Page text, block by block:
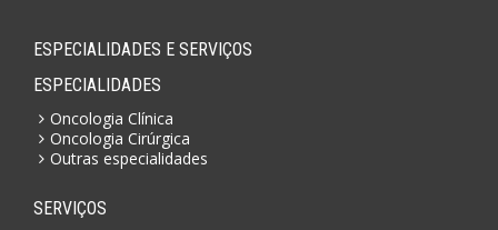
ESPECIALIDADES E SERVIÇOS
ESPECIALIDADES
Oncologia Clínica
Oncologia Cirúrgica
Outras especialidades
SERVIÇOS